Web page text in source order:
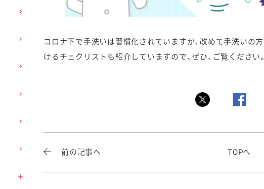
コロナ下で手洗いは習慣化されていますが、改めて手洗いの
けるチェクリストも紹介していますので、ぜひ、ご覧ください。
前の記事へ TOPへ